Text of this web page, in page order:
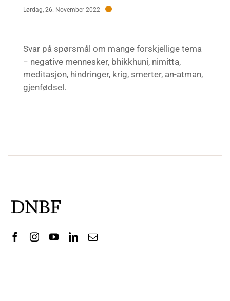
Lørdag, 26. November 2022
Svar på spørsmål om mange forskjellige tema
− negative mennesker, bhikkhuni, nimitta,
meditasjon, hindringer, krig, smerter, an-atman,
gjenfødsel.